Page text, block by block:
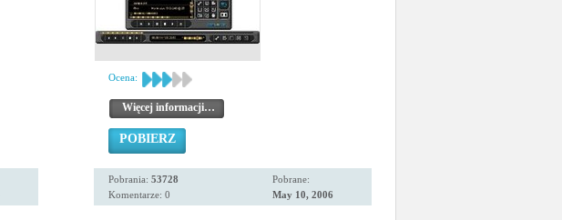
Ocena:
Więcej informacji…
POBIERZ
Pobrania: 53728
Komentarze: 0
Pobrane:
May 10, 2006